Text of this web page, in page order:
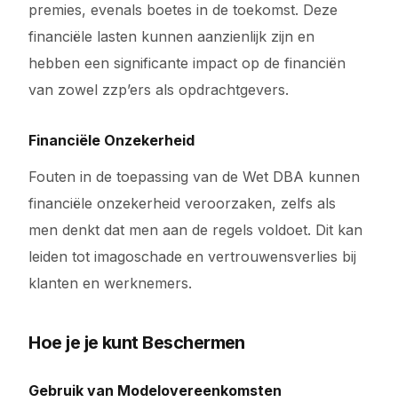
premies, evenals boetes in de toekomst. Deze
financiële lasten kunnen aanzienlijk zijn en
hebben een significante impact op de financiën
van zowel zzp’ers als opdrachtgevers.
Financiële Onzekerheid
Fouten in de toepassing van de Wet DBA kunnen
financiële onzekerheid veroorzaken, zelfs als
men denkt dat men aan de regels voldoet. Dit kan
leiden tot imagoschade en vertrouwensverlies bij
klanten en werknemers.
Hoe je je kunt Beschermen
Gebruik van Modelovereenkomsten